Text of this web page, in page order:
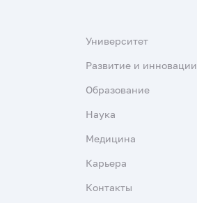
Университет
Развитие и инновации
Образование
Наука
Медицина
Карьера
Контакты